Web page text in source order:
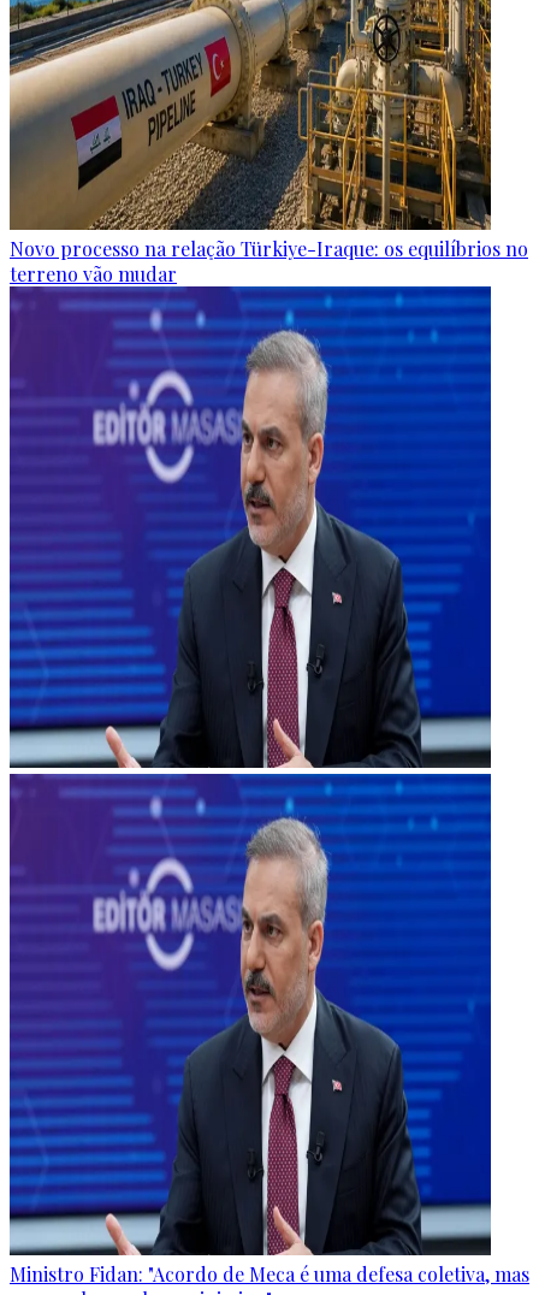
Novo processo na relação Türkiye-Iraque: os equilíbrios no
terreno vão mudar
Ministro Fidan: "Acordo de Meca é uma defesa coletiva, mas